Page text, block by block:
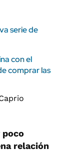
serie de
con el
comprar las
poco
relación